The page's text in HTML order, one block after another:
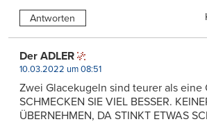
Antworten
Der ADLER
10.03.2022 um 08:51
Zwei Glacekugeln sind teurer als eine
SCHMECKEN SIE VIEL BESSER.
ÜBERNEHMEN, DA STINKT ETWAS